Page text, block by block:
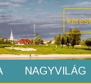
NAGYVILÁG